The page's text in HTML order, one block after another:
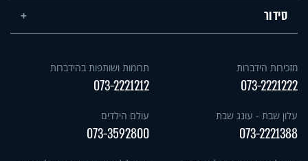
סידור
מזכירות הידברות
073-2221222
תרומות ושותפות בהידברות
073-2221212
עלון שבת - עונג שבת
073-2221388
עולם הילדים
073-3592800